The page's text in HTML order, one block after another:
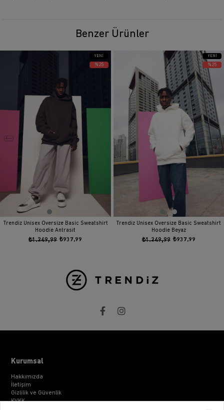
Benzer Ürünler
Trendiz Unisex Oversize Basic Sweatshirt
Hoodie Antrasit
₺937,99
₺1.249,99
YENI
ÜRÜN
%25
Trendiz Unisex Oversize Basic Sweatshirt
Hoodie Beyaz
₺937,99
₺1.249,99
YENI
ÜRÜN
%25
Kurumsal
Hakkımızda
İletişim
Gizlilik ve Güvenlik
KVKK